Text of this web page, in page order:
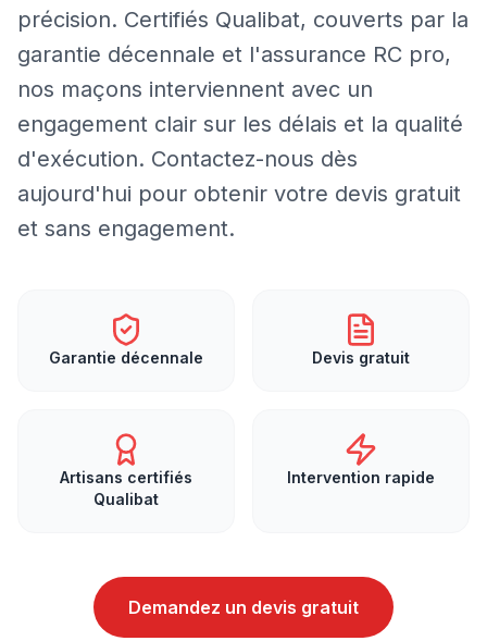
précision. Certifiés Qualibat, couverts par la
garantie décennale et l'assurance RC pro,
nos maçons interviennent avec un
engagement clair sur les délais et la qualité
d'exécution. Contactez-nous dès
aujourd'hui pour obtenir votre devis gratuit
et sans engagement.
Garantie décennale Devis gratuit
Artisans certifiés
Qualibat
Intervention rapide
Demandez un devis gratuit